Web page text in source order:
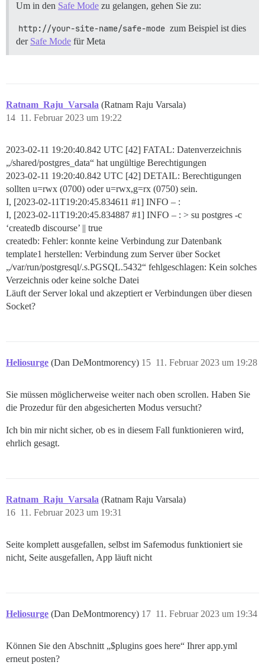
Um in den Safe Mode zu gelangen, gehen Sie zu:
http://your-site-name/safe-mode zum Beispiel ist dies
der Safe Mode für Meta
Ratnam_Raju_Varsala (Ratnam Raju Varsala)
11. Februar 2023 um 19:22
14
2023-02-11 19:20:40.842 UTC [42] FATAL: Datenverzeichnis
„/shared/postgres_data“ hat ungültige Berechtigungen
2023-02-11 19:20:40.842 UTC [42] DETAIL: Berechtigungen
sollten u=rwx (0700) oder u=rwx,g=rx (0750) sein.
I, [2023-02-11T19:20:45.834611 #1] INFO – :
I, [2023-02-11T19:20:45.834887 #1] INFO – : > su postgres -c
‘createdb discourse’ || true
createdb: Fehler: konnte keine Verbindung zur Datenbank
template1 herstellen: Verbindung zum Server über Socket
„/var/run/postgresql/.s.PGSQL.5432“ fehlgeschlagen: Kein solches
Verzeichnis oder keine solche Datei
Läuft der Server lokal und akzeptiert er Verbindungen über diesen
Socket?
Heliosurge (Dan DeMontmorency) 11. Februar 2023 um 19:28
15
Sie müssen möglicherweise weiter nach oben scrollen. Haben Sie
die Prozedur für den abgesicherten Modus versucht?
Ich bin mir nicht sicher, ob es in diesem Fall funktionieren wird,
ehrlich gesagt.
Ratnam_Raju_Varsala (Ratnam Raju Varsala)
11. Februar 2023 um 19:31
16
Seite komplett ausgefallen, selbst im Safemodus funktioniert sie
nicht, Seite ausgefallen, App läuft nicht
Heliosurge (Dan DeMontmorency) 11. Februar 2023 um 19:34
17
Können Sie den Abschnitt „$plugins goes here“ Ihrer app.yml
erneut posten?